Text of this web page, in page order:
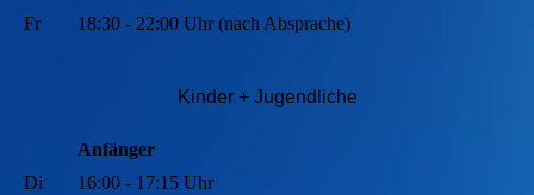
Fr
18:30 - 22:00 Uhr (nach Absprache)
Kinder + Jugendliche
Anfänger
Di
16:00 - 17:15 Uhr